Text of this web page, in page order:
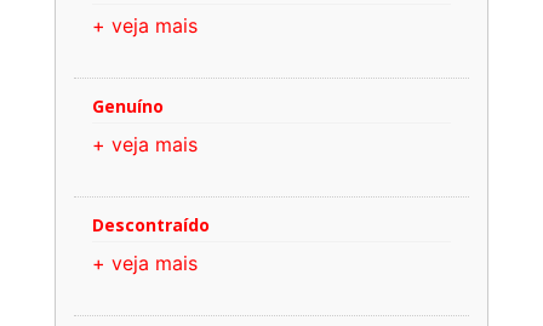
+ veja mais
Genuíno
+ veja mais
Descontraído
+ veja mais